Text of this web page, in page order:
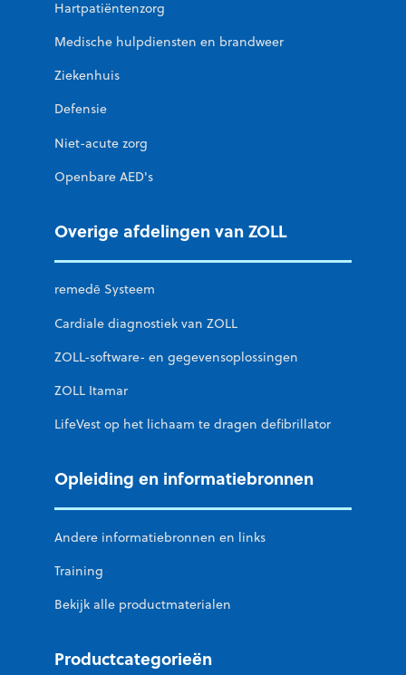
Hartpatiëntenzorg
Medische hulpdiensten en brandweer
Ziekenhuis
Defensie
Niet-acute zorg
Openbare AED's
Overige afdelingen van ZOLL
remedē Systeem
Cardiale diagnostiek van ZOLL
ZOLL-software- en gegevensoplossingen
ZOLL Itamar
LifeVest op het lichaam te dragen defibrillator
Opleiding en informatiebronnen
Andere informatiebronnen en links
Training
Bekijk alle productmaterialen
Productcategorieën